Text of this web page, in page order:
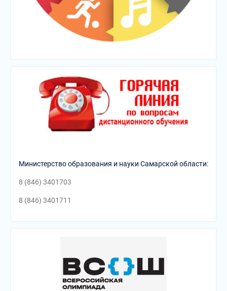
Министерство образования и науки Самарской области:
8 (846) 3401703
8 (846) 3401711